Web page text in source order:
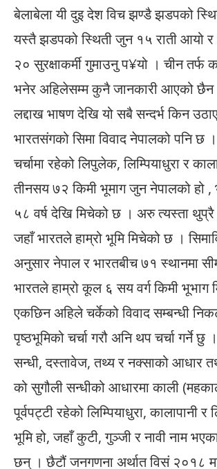
बेलाबेला यी दुइ देश विच झण्डै झडपको
यस्तै झडपको स्थिती जुन १५ राती आयो
२० सुरक्षाकर्मी गुमाउनु प¥यो । चीन तर्फ
भनेर अहिलेसम्म कुनै जानकारी आएको छैन
लद्दाख भाषण देखि यो सबै सन्दर्भ किन
भारतसंगको सिमा विवाद नेपालको पनि छ
चर्चामा रहेको लिपुलेक, लिम्पियाधुरा र
तीनसय ७२ किमी भूमाग जुन नेपालको हो ,
५८ वर्ष देखि मिचेको छ । अरु त्यस्ता
जहाँ भारतले हाम्रो भूमि मिचेको छ ।
अनुसार नेपाल र भारतबीच ७१ स्थानमा
भारतले हाम्रो कूल ६ सय वर्ग किमी भूभाग
एकछिन अहिले चर्केको विवाद सम्बन्धी
पृष्ठभूमिको चर्चा गरौ अनि थप चर्चा गर्ने छु
सन्धी, दस्तावेज, तथ्य र नक्साको आधार
को सुगौली सन्धीको आधारमा काली
पूर्वपट्टी रहेको लिम्पियाधुरा, कालापानी
भूमि हो, जहाँ कुटी, गुञ्जी र नावी नाम
छन् । छैटौं जनगणना अर्थात विसं २०१८